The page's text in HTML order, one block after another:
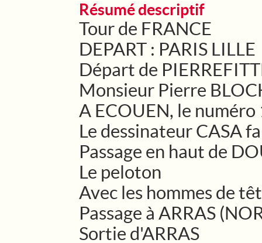
Résumé descriptif
Tour de FRANCE
DEPART : PARIS LILLE
Départ de
Monsieur Pierre
A ECOUEN, le numéro
Le dessinateur CASA
Passage en haut de
Le peloton
Avec les hommes de
Passage à ARRAS
Sortie d'ARRAS